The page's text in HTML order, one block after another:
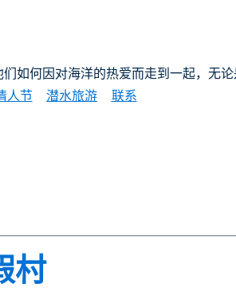
如何因对海洋的热爱而走到一起，无论
人节 潜水旅游 联系
村